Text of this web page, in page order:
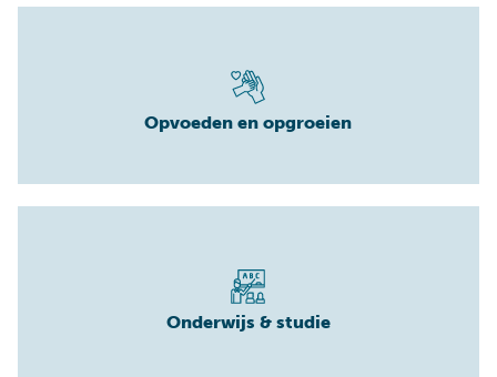
Opvoeden en opgroeien
Onderwijs & studie